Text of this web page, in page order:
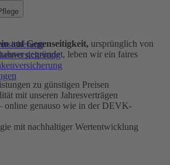
auf Gegenseitigkeit, ursprünglich von
gegründet, leben wir ein faires
zu günstigen Preisen
mit unseren Jahresverträgen
online genauso wie in der DEVK-
mit nachhaltiger Wertentwicklung